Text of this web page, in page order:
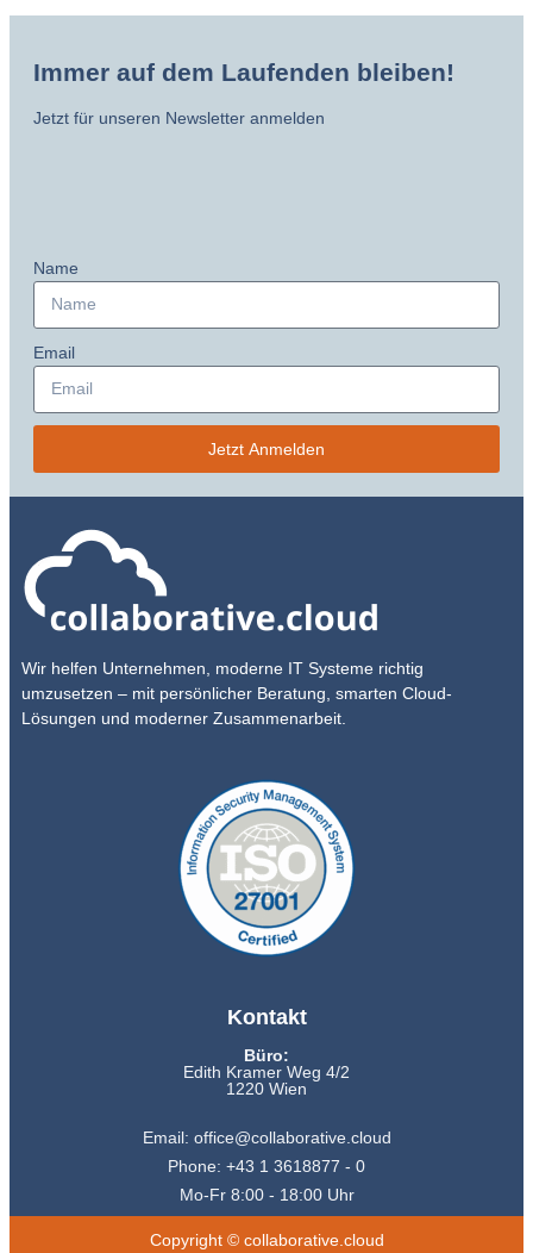
Immer auf dem Laufenden bleiben!
Jetzt für unseren Newsletter anmelden
Name
Email
Jetzt Anmelden
Wir helfen Unternehmen, moderne IT Systeme richtig
umzusetzen – mit persönlicher Beratung, smarten Cloud-
Lösungen und moderner Zusammenarbeit.
Kontakt
Büro:
Edith Kramer Weg 4/2
1220 Wien
Email: office@collaborative.cloud
Phone: +43 1 3618877 - 0
Mo-Fr 8:00 - 18:00 Uhr
Copyright © collaborative.cloud